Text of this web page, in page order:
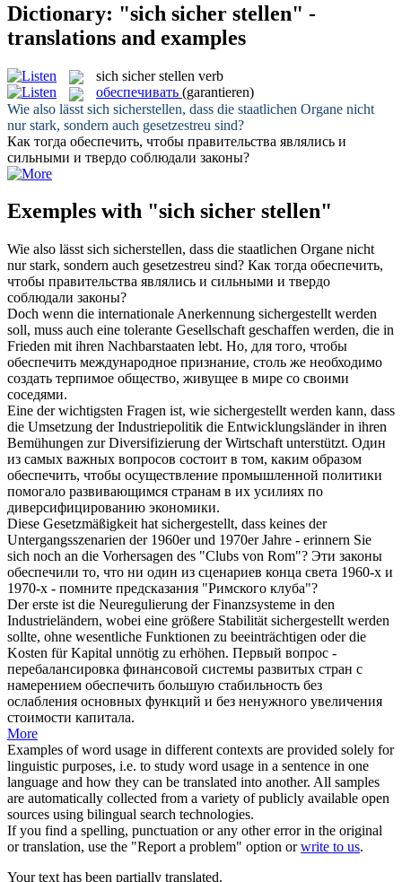
Dictionary: "sich sicher stellen" -
translations and examples
sich sicher stellen verb
обеспечивать (garantieren)
Wie also lässt sich sicherstellen, dass die staatlichen Organe nicht
nur stark, sondern auch gesetzestreu sind?
Как тогда обеспечить, чтобы правительства являлись и
сильными и твердо соблюдали законы?
Exemples with "sich sicher stellen"
Wie also lässt sich sicherstellen, dass die staatlichen Organe nicht
nur stark, sondern auch gesetzestreu sind? Как тогда обеспечить,
чтобы правительства являлись и сильными и твердо
соблюдали законы?
Doch wenn die internationale Anerkennung sichergestellt werden
soll, muss auch eine tolerante Gesellschaft geschaffen werden, die in
Frieden mit ihren Nachbarstaaten lebt. Но, для того, чтобы
обеспечить международное признание, столь же необходимо
создать терпимое общество, живущее в мире со своими
соседями.
Eine der wichtigsten Fragen ist, wie sichergestellt werden kann, dass
die Umsetzung der Industriepolitik die Entwicklungsländer in ihren
Bemühungen zur Diversifizierung der Wirtschaft unterstützt. Один
из самых важных вопросов состоит в том, каким образом
обеспечить, чтобы осуществление промышленной политики
помогало развивающимся странам в их усилиях по
диверсифицированию экономики.
Diese Gesetzmäßigkeit hat sichergestellt, dass keines der
Untergangsszenarien der 1960er und 1970er Jahre - erinnern Sie
sich noch an die Vorhersagen des "Clubs von Rom"? Эти законы
обеспечили то, что ни один из сценариев конца света 1960-х и
1970-х - помните предсказания "Римского клуба"?
Der erste ist die Neuregulierung der Finanzsysteme in den
Industrieländern, wobei eine größere Stabilität sichergestellt werden
sollte, ohne wesentliche Funktionen zu beeinträchtigen oder die
Kosten für Kapital unnötig zu erhöhen. Первый вопрос -
перебалансировка финансовой системы развитых стран с
намерением обеспечить большую стабильность без
ослабления основных функций и без ненужного увеличения
стоимости капитала.
More
Examples of word usage in different contexts are provided solely for
linguistic purposes, i.e. to study word usage in a sentence in one
language and how they can be translated into another. All samples
are automatically collected from a variety of publicly available open
sources using bilingual search technologies.
If you find a spelling, punctuation or any other error in the original
or translation, use the "Report a problem" option orwrite to us.
Your text has been partially translated.